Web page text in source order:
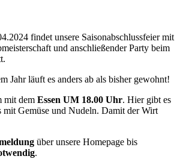
findet unsere Saisonabschlussfeier mit
und anschließender Party beim
Jahr läuft es anders ab als bisher gewohnt!
mit dem Essen UM 18.00 Uhr. Hier gibt es
mit Gemüse und Nudeln. Damit der Wirt
über unsere Homepage bis
.